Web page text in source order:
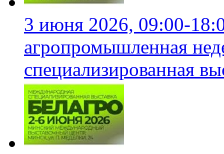
3 июня 2026, 09:00-
агропромышленная
специализированная